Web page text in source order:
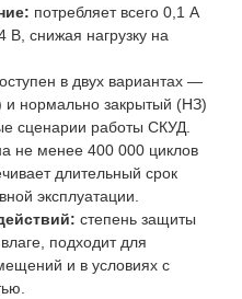
потребляет всего 0,1 А
снижая нагрузку на
в двух вариантах —
нормально закрытый (НЗ)
сценарии работы СКУД.
не менее 400 000 циклов
длительный срок
эксплуатации.
степень защиты
подходит для
и в условиях с